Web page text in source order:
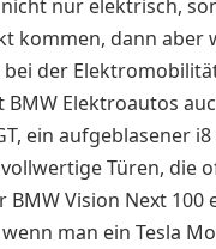
nur elektrisch,
kommen, dann
der
Elektroautos
ein aufgeblasener
Türen, die
Vision Next
man ein Tesla